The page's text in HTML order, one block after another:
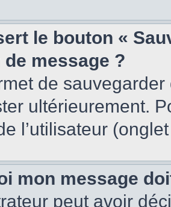
le bouton «
message ?
de
ultérieurement.
l’utilisateur
mon message
peut avoir